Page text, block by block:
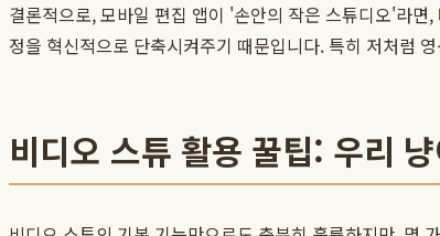
결론적으로, 모바일 편집 앱이 '손안의 작은 스튜디오'라면,
정을 혁신적으로 단축시켜주기 때문입니다. 특히 저처럼
비디오 스튜 활용 꿀팁: 우리